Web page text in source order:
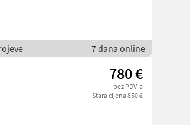
7 dana online
780 €
bez PDV-a
Stara cijena 850 €